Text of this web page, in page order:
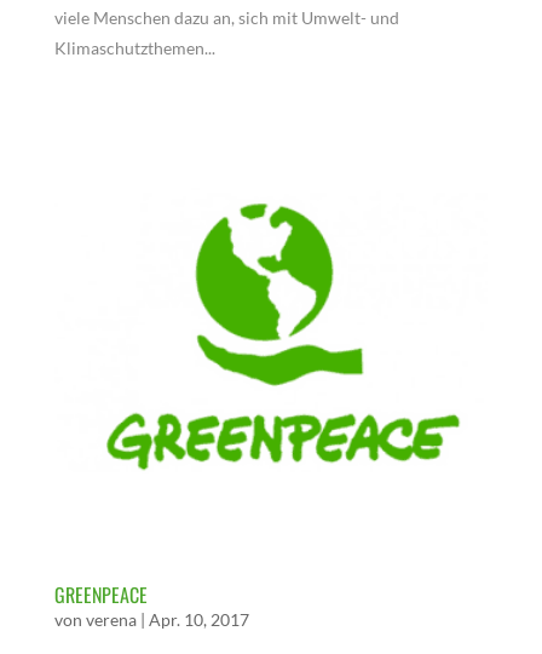
viele Menschen dazu an, sich mit Umwelt- und
Klimaschutzthemen...
GREENPEACE
von verena| Apr. 10, 2017